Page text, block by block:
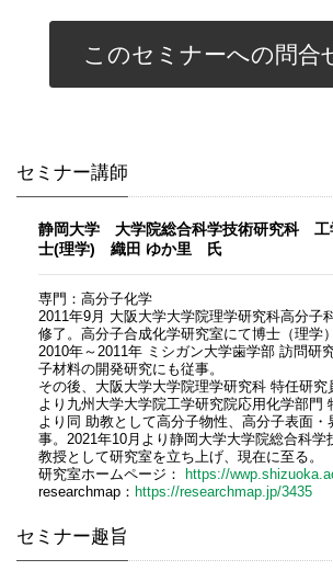
このセミナーへの問合
セミナー講師
静岡大学 大学院総合科学技術研究科
士(理学) 織田 ゆか里 氏
専門：高分子化学
2011年9月 大阪大学大学院理学研究科高分子
修了。高分子合成化学研究室にて博士（理学
2010年～2011年 ミシガン大学歯学部 訪問研
子材料の開発研究にも従事。
その後、大阪大学大学院理学研究科 特任研究
より九州大学大学院工学研究院応用化学部門
より同 助教として高分子物性、高分子表面・
事。2021年10月より静岡大学大学院総合科学
教授として研究室を立ち上げ、現在に至る。
研究室ホームページ：
https://
researchmap： https://researchmap.jp/3435
セミナー趣旨